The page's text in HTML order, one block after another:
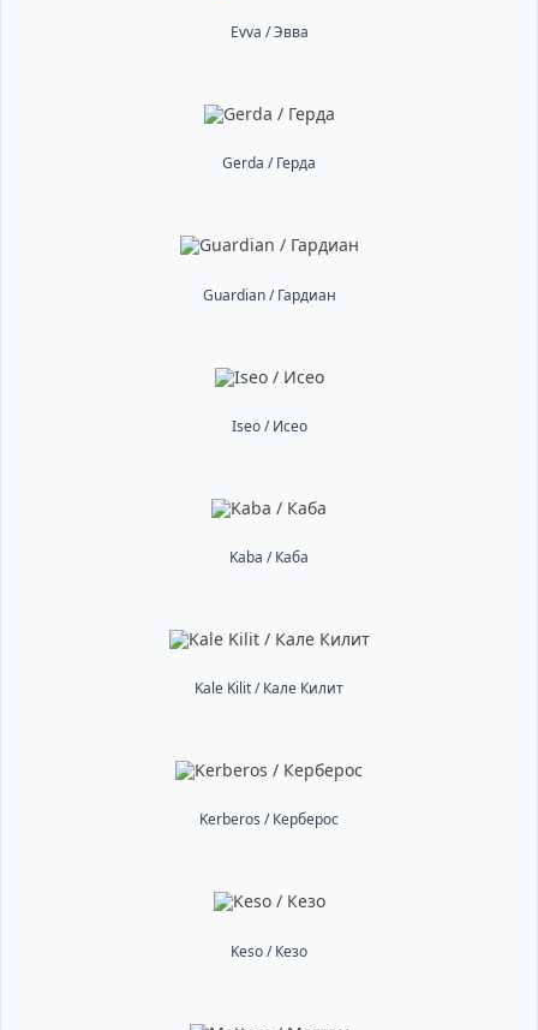
Evva / Эвва
Gerda / Герда
Guardian / Гардиан
Iseo / Исео
Kaba / Каба
Kale Kilit / Кале Килит
Kerberos / Керберос
Keso / Кезо